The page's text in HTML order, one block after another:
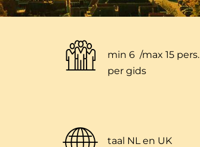
min 6 /max 15 pers.
per gids
taal NL en UK